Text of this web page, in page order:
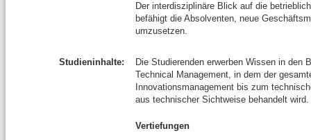
Der interdisziplinäre Blick auf die
befähigt die Absolventen, neue
umzusetzen.
Studieninhalte:
Die Studierenden erwerben Wissen in den
Technical Management, in dem der
Innovationsmanagement bis zum
aus technischer Sichtweise behandelt wird.
Vertiefungen